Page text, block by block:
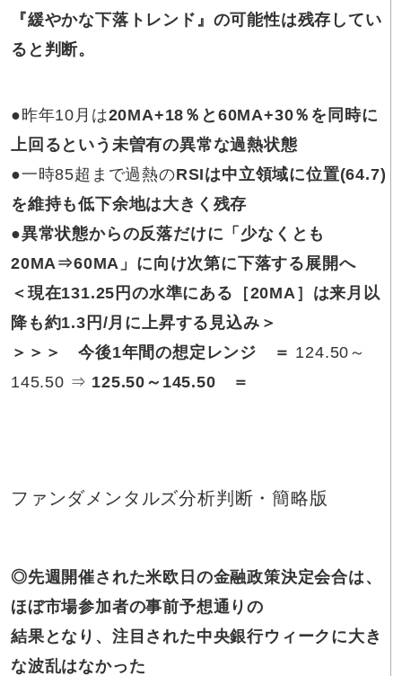
『緩やかな下落トレンド』の可能性は残存してい
ると判断。
●昨年10月は20MA+18％と60MA+30％を同時に
上回るという未曽有の異常な過熱状態
●一時85超まで過熱のRSIは中立領域に位置(64.7)
を維持も低下余地は大きく残存
●異常状態からの反落だけに「少なくとも
20MA⇒60MA」に向け次第に下落する展開へ
＜現在131.25円の水準にある［20MA］は来月以
降も約1.3円/月に上昇する見込み＞
＞＞＞ 今後1年間の想定レンジ ＝ 124.50～
145.50 ⇒ 125.50～145.50 ＝
ファンダメンタルズ分析判断・簡略版
◎先週開催された米欧日の金融政策決定会合は、
ほぼ市場参加者の事前予想通りの
結果となり、注目された中央銀行ウィークに大き
な波乱はなかった